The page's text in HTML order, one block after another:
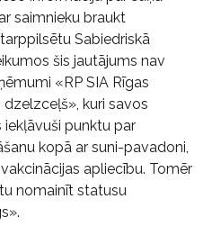
saimnieku braukt
Sabiedriskā
šis jautājums nav
«RP SIA Rīgas
kuri savos
punktu par
kopā ar suni-pavadoni,
apliecību. Tomēr
nomainīt statusu